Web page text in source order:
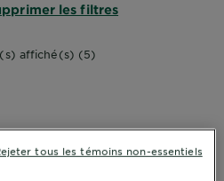
les filtres
affiché(s) (5)
tous les témoins non-essentiels